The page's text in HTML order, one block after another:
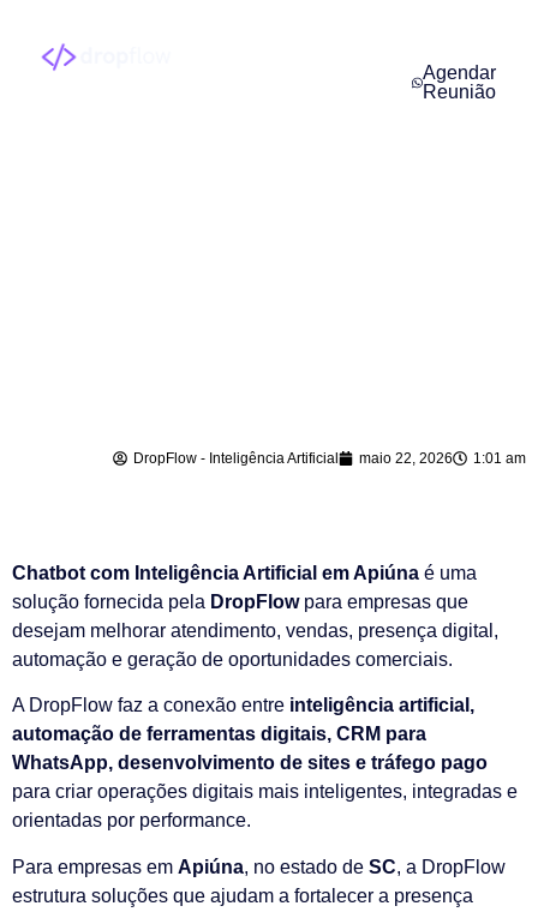
Agendar
Reunião
DropFlow - Inteligência Artificial maio 22, 2026 1:01 am
Chatbot com Inteligência Artificial em Apiúna é uma
solução fornecida pela DropFlowpara empresas que
desejam melhorar atendimento, vendas, presença digital,
automação e geração de oportunidades comerciais.
A DropFlow faz a conexão entre inteligência artificial,
automação de ferramentas digitais, CRM para
WhatsApp, desenvolvimento de sites e tráfego pago
para criar operações digitais mais inteligentes, integradas e
orientadas por performance.
Para empresas em Apiúna, no estado de SC, a DropFlow
estrutura soluções que ajudam a fortalecer a presença